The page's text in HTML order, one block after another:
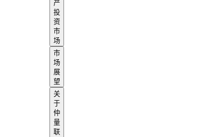
产
投
资
市
场
市
场
展
望
关
于
仲
量
联